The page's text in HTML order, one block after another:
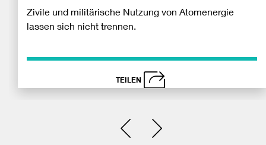
Zivile und militärische Nutzung von Atomenergie
lassen sich nicht trennen.
TEILEN
Einen Slide zurück
Einen Slide vor